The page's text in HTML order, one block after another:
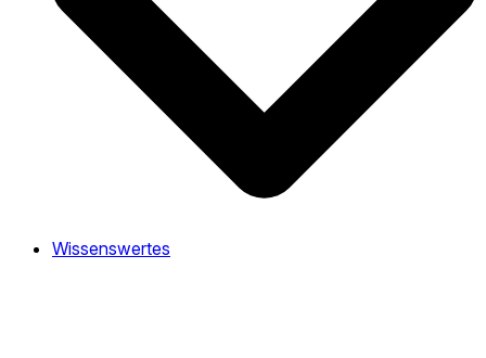
Wissenswertes